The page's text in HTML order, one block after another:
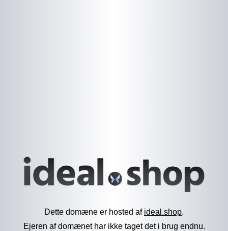
Dette domæne er hosted af ideal.shop.
Ejeren af domænet har ikke taget det i brug endnu.